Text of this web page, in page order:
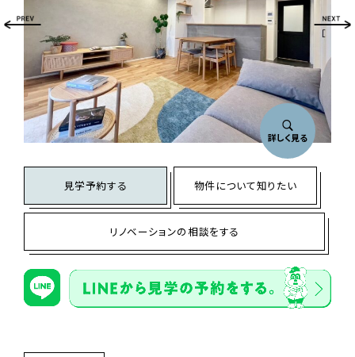
詳しく見る
見学予約する 物件について知りたい
リノベーションの相談をする